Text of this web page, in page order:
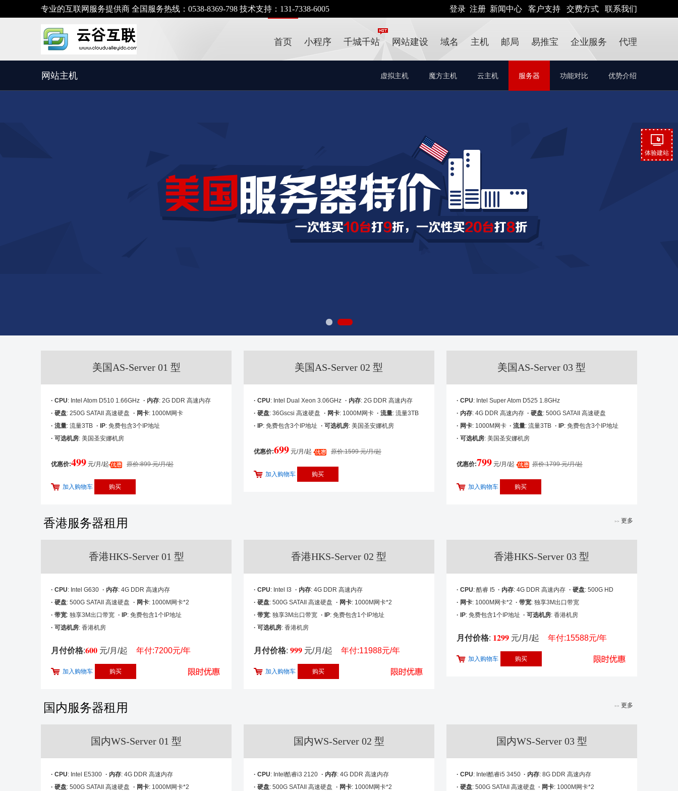
专业的互联网服务提供商 全国服务热线：0538-8369-798 技术支持：131-7338-6005 登录 注册 新闻中心 客户支持 交费方式 联系我们
首页 小程序 千城千站 网站建设 域名 主机 邮局 易推宝 企业服务 代理
网站主机 优势介绍
功能对比
服务器
云主机
魔方主机
虚拟主机
美国AS-Server 01 型
· CPU: Intel Atom D510 1.66GHz · 内存: 2G DDR 高速内存
· 硬盘: 250G SATAII 高速硬盘 · 网卡: 1000M网卡
· 流量: 流量3TB · IP: 免费包含3个IP地址
· 可选机房: 美国圣安娜机房
优惠价:499 元/月/起 原价:899 元/月/起
加入购物车
美国AS-Server 02 型
· CPU: Intel Dual Xeon 3.06GHz · 内存: 2G DDR 高速内存
· 硬盘: 36Gscsi 高速硬盘 · 网卡: 1000M网卡 · 流量: 流量3TB
· IP: 免费包含3个IP地址 · 可选机房: 美国圣安娜机房
优惠价:699元/月/起 原价:1599 元/月/起
加入购物车
美国AS-Server 03 型
· CPU: Intel Super Atom D525 1.8GHz
· 内存: 4G DDR 高速内存 · 硬盘: 500G SATAII 高速硬盘
· 网卡: 1000M网卡 · 流量: 流量3TB · IP: 免费包含3个IP地址
· 可选机房: 美国圣安娜机房
优惠价:799元/月/起 原价:1799 元/月/起
加入购物车
香港服务器租用 >> 更多
香港HKS-Server 01 型
· CPU: Intel G630 · 内存: 4G DDR 高速内存
· 硬盘: 500G SATAII 高速硬盘 · 网卡: 1000M网卡*2
· 带宽: 独享3M出口带宽 · IP: 免费包含1个IP地址
· 可选机房: 香港机房
月付价格:600 元/月/起 年付:7200元/年
加入购物车
香港HKS-Server 02 型
· CPU: Intel I3 · 内存: 4G DDR 高速内存
· 硬盘: 500G SATAII 高速硬盘 · 网卡: 1000M网卡*2
· 带宽: 独享3M出口带宽 · IP: 免费包含1个IP地址
· 可选机房: 香港机房
月付价格: 999元/月/起 年付:11988元/年
加入购物车
香港HKS-Server 03 型
· CPU: 酷睿 I5 · 内存: 4G DDR 高速内存 · 硬盘: 500G HD
· 网卡: 1000M网卡*2 · 带宽: 独享3M出口带宽
· IP: 免费包含1个IP地址 · 可选机房: 香港机房
月付价格: 1299元/月/起 年付:15588元/年
加入购物车
国内服务器租用 >> 更多
国内WS-Server 01 型
· CPU: Intel E5300 · 内存: 4G DDR 高速内存
· 硬盘: 500G SATAII 高速硬盘 · 网卡: 1000M网卡*2
国内WS-Server 02 型
· CPU: Intel酷睿i3 2120 · 内存: 4G DDR 高速内存
· 硬盘: 500G SATAII 高速硬盘 · 网卡: 1000M网卡*2
国内WS-Server 03 型
· CPU: Intel酷睿i5 3450 · 内存: 8G DDR 高速内存
· 硬盘: 500G SATAII 高速硬盘 · 网卡: 1000M网卡*2
体验建站